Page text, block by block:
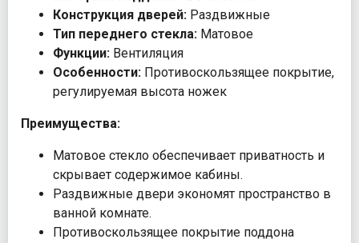
Конструкция дверей: Раздвижные
Тип переднего стекла: Матовое
Функции: Вентиляция
Особенности: Противоскользящее покрытие,
регулируемая высота ножек
Преимущества:
Матовое стекло обеспечивает приватность и
скрывает содержимое кабины.
Раздвижные двери экономят пространство в
ванной комнате.
Противоскользящее покрытие поддона